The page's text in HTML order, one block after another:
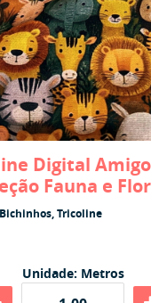
Digital
Fauna e
,Tricoline
Unidade: Metros